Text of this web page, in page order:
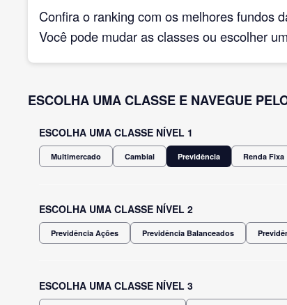
Confira o ranking com os melhores fundos
Você pode mudar as classes ou escolher
ESCOLHA UMA CLASSE E NAVEGUE
ESCOLHA UMA CLASSE NÍVEL 1
Multimercado Cambial Previdência Renda Fixa
ESCOLHA UMA CLASSE NÍVEL 2
Previdência Ações Previdência Balanceados
ESCOLHA UMA CLASSE NÍVEL 3